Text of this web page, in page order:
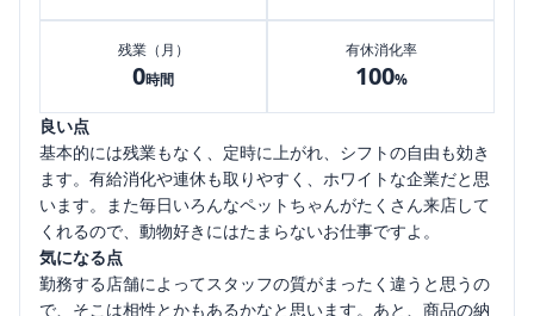
残業（月）
0時間
有休消化率
100%
良い点
基本的には残業もなく、定時に上がれ、シフトの自由も効き
ます。有給消化や連休も取りやすく、ホワイトな企業だと思
います。また毎日いろんなペットちゃんがたくさん来店して
くれるので、動物好きにはたまらないお仕事ですよ。
気になる点
勤務する店舗によってスタッフの質がまったく違うと思うの
で、そこは相性とかもあるかなと思います。あと、商品の納